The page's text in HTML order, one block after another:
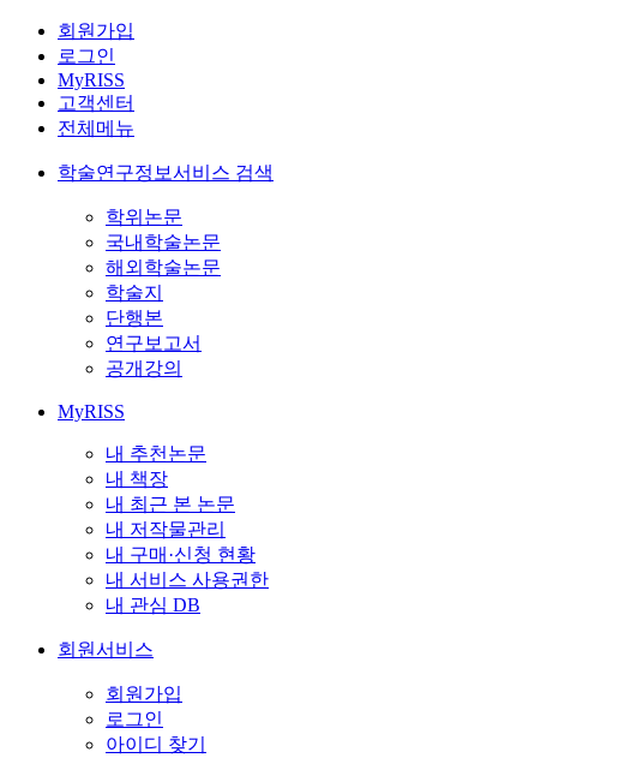
회원가입
로그인
MyRISS
고객센터
전체메뉴
학술연구정보서비스 검색
학위논문
국내학술논문
해외학술논문
학술지
단행본
연구보고서
공개강의
MyRISS
내 추천논문
내 책장
내 최근 본 논문
내 저작물관리
내 구매·신청 현황
내 서비스 사용권한
내 관심 DB
회원서비스
회원가입
로그인
아이디 찾기